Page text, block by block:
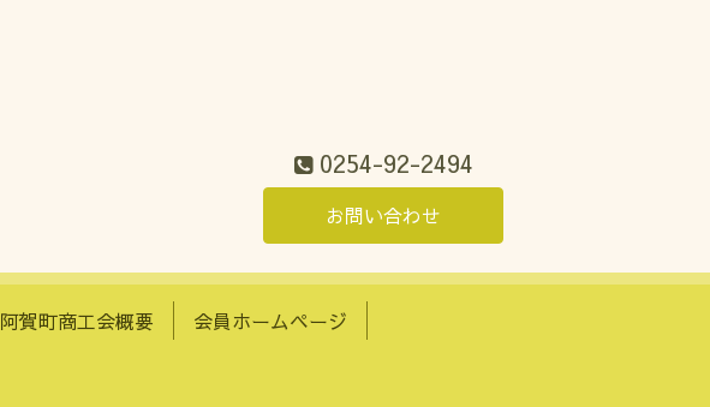
0254-92-2494
お問い合わせ
阿賀町商工会概要 会員ホームページ